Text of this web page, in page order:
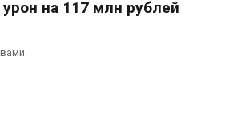
на 117 млн рублей